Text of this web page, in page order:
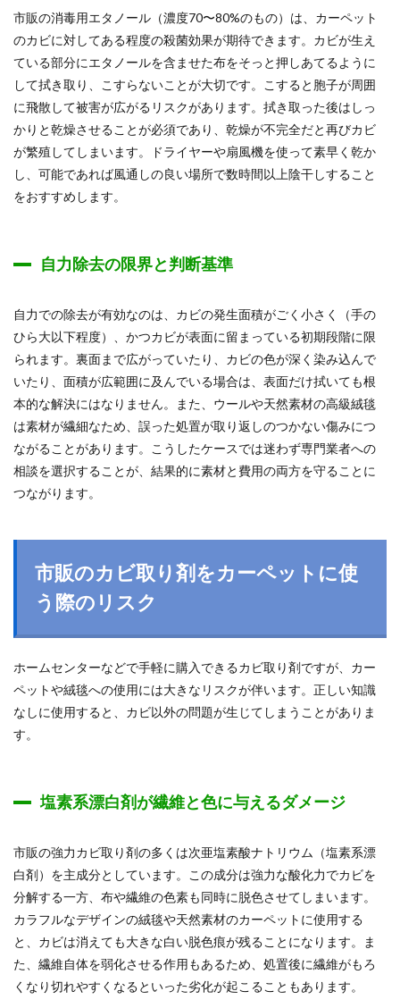
市販の消毒用エタノール（濃度70〜80%のもの）は、カーペット
のカビに対してある程度の殺菌効果が期待できます。カビが生え
ている部分にエタノールを含ませた布をそっと押しあてるように
して拭き取り、こすらないことが大切です。こすると胞子が周囲
に飛散して被害が広がるリスクがあります。拭き取った後はしっ
かりと乾燥させることが必須であり、乾燥が不完全だと再びカビ
が繁殖してしまいます。ドライヤーや扇風機を使って素早く乾か
し、可能であれば風通しの良い場所で数時間以上陰干しすること
をおすすめします。
自力除去の限界と判断基準
自力での除去が有効なのは、カビの発生面積がごく小さく（手の
ひら大以下程度）、かつカビが表面に留まっている初期段階に限
られます。裏面まで広がっていたり、カビの色が深く染み込んで
いたり、面積が広範囲に及んでいる場合は、表面だけ拭いても根
本的な解決にはなりません。また、ウールや天然素材の高級絨毯
は素材が繊細なため、誤った処置が取り返しのつかない傷みにつ
ながることがあります。こうしたケースでは迷わず専門業者への
相談を選択することが、結果的に素材と費用の両方を守ることに
つながります。
市販のカビ取り剤をカーペットに使
う際のリスク
ホームセンターなどで手軽に購入できるカビ取り剤ですが、カー
ペットや絨毯への使用には大きなリスクが伴います。正しい知識
なしに使用すると、カビ以外の問題が生じてしまうことがありま
す。
塩素系漂白剤が繊維と色に与えるダメージ
市販の強力カビ取り剤の多くは次亜塩素酸ナトリウム（塩素系漂
白剤）を主成分としています。この成分は強力な酸化力でカビを
分解する一方、布や繊維の色素も同時に脱色させてしまいます。
カラフルなデザインの絨毯や天然素材のカーペットに使用する
と、カビは消えても大きな白い脱色痕が残ることになります。ま
た、繊維自体を弱化させる作用もあるため、処置後に繊維がもろ
くなり切れやすくなるといった劣化が起こることもあります。